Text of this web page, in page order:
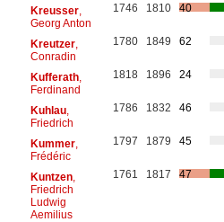
Kreusser,
Georg Anton
1746 1810 40
Kreutzer,
Conradin
1780 1849 62
Kufferath,
Ferdinand
1818 1896 24
Kuhlau,
Friedrich
1786 1832 46
Kummer,
Frédéric
1797 1879 45
Kuntzen,
Friedrich
Ludwig
Aemilius
1761 1817 47